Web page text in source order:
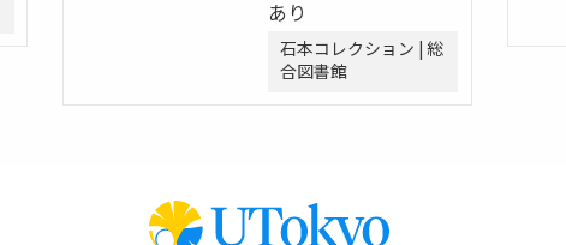
あり
石本コレクション | 総
合図書館